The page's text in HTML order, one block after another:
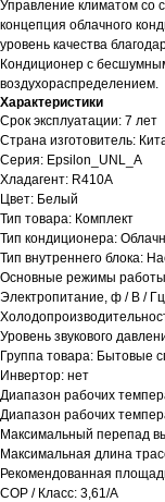
Управление климатом со
концепция облачного
уровень качества
Кондиционер с
воздухораспределением.
Характеристики
Срок эксплуатации: 7 лет
Страна изготовитель:
Серия: Epsilon_UNL_A
Хладагент: R410A
Цвет: Белый
Тип товара: Комплект
Тип кондиционера:
Тип внутреннего блока:
Основные режимы
Электропитание, ф / В /
Уровень звукового
Группа товара: Бытовые
Инвертор: нет
Диапазон рабочих
Диапазон рабочих
Максимальный перепад
Максимальная длина
Рекомендованная
COP / Класс: 3,61/A